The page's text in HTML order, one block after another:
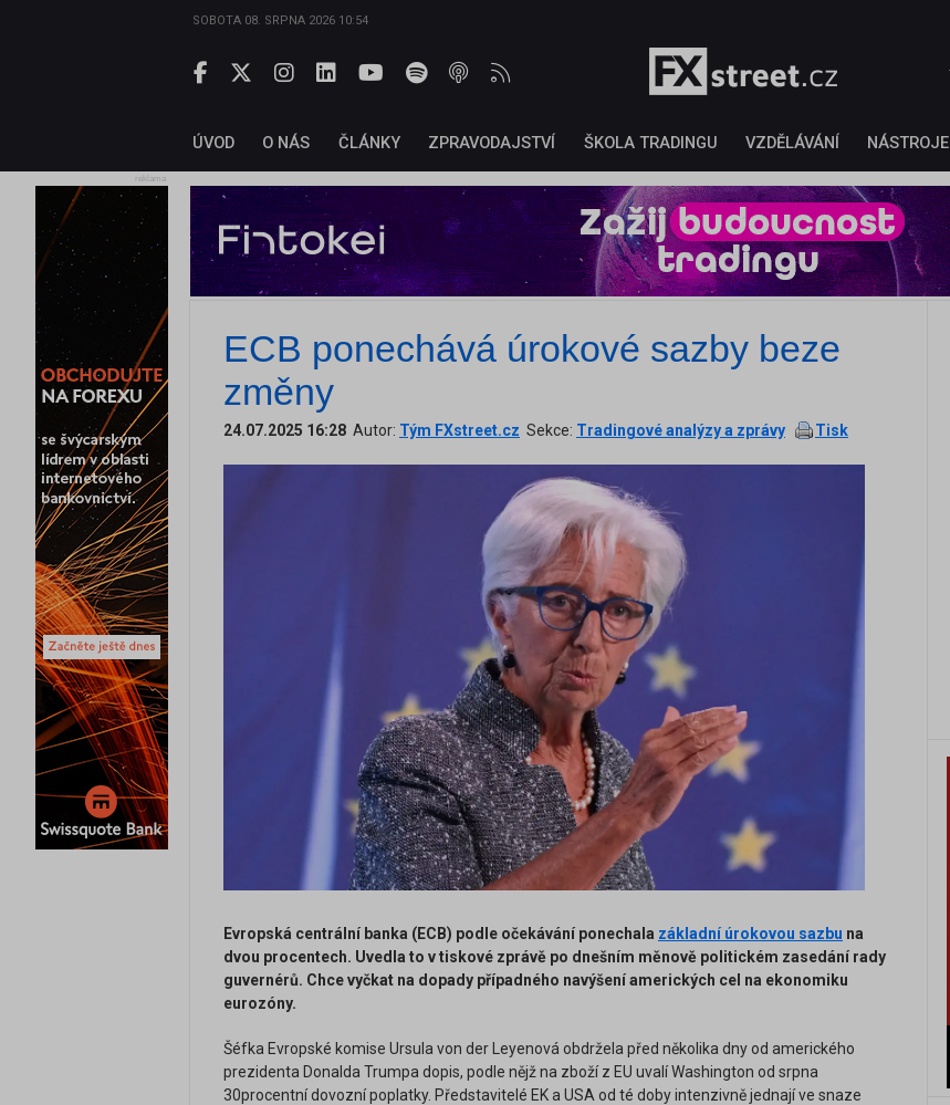
SOBOTA 08. SRPNA 2026 10:54
ÚVOD O NÁS ČLÁNKY ZPRAVODAJSTVÍ ŠKOLA TRADINGU VZDĚLÁVÁNÍ NÁSTROJE
reklama
ECB ponechává úrokové sazby beze
změny
24.07.2025 16:28 Autor: Tým FXstreet.cz Sekce: Tradingové analýzy a zprávy Tisk
Evropská centrální banka (ECB) podle očekávání ponechala základní úrokovou sazbu na
dvou procentech. Uvedla to v tiskové zprávě po dnešním měnově politickém zasedání rady
guvernérů. Chce vyčkat na dopady případného navýšení amerických cel na ekonomiku
eurozóny.
Šéfka Evropské komise Ursula von der Leyenová obdržela před několika dny od amerického
prezidenta Donalda Trumpa dopis, podle nějž na zboží z EU uvalí Washington od srpna
30procentní dovozní poplatky. Představitelé EK a USA od té doby intenzivně jednají ve snaze